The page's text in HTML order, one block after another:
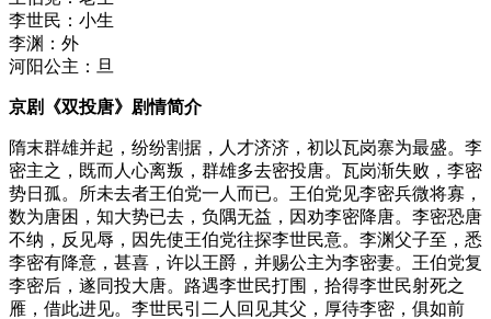
李世民：小生
李渊：外
河阳公主：旦
京剧《双投唐》剧情简介
隋末群雄并起，纷纷割据，人才济济，初以瓦岗寨为最盛。李
密主之，既而人心离叛，群雄多去密投唐。瓦岗渐失败，李密
势日孤。所未去者王伯党一人而已。王伯党见李密兵微将寡，
数为唐困，知大势已去，负隅无益，因劝李密降唐。李密恐唐
不纳，反见辱，因先使王伯党往探李世民意。李渊父子至，悉
李密有降意，甚喜，许以王爵，并赐公主为李密妻。王伯党复
李密后，遂同投大唐。路遇李世民打围，拾得李世民射死之
雁，借此进见。李世民引二人回见其父，厚待李密，俱如前